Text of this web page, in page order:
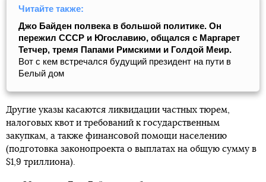
Читайте также:
Джо Байден полвека в большой политике. Он
пережил СССР и Югославию, общался с Маргарет
Тетчер, тремя Папами Римскими и Голдой Меир.
Вот с кем встречался будущий президент на пути в
Белый дом
Другие указы касаются ликвидации частных тюрем,
налоговых квот и требований к государственным
закупкам, а также финансовой помощи населению
(подготовка законопроекта о выплатах на общую сумму в
$1,9 триллиона).